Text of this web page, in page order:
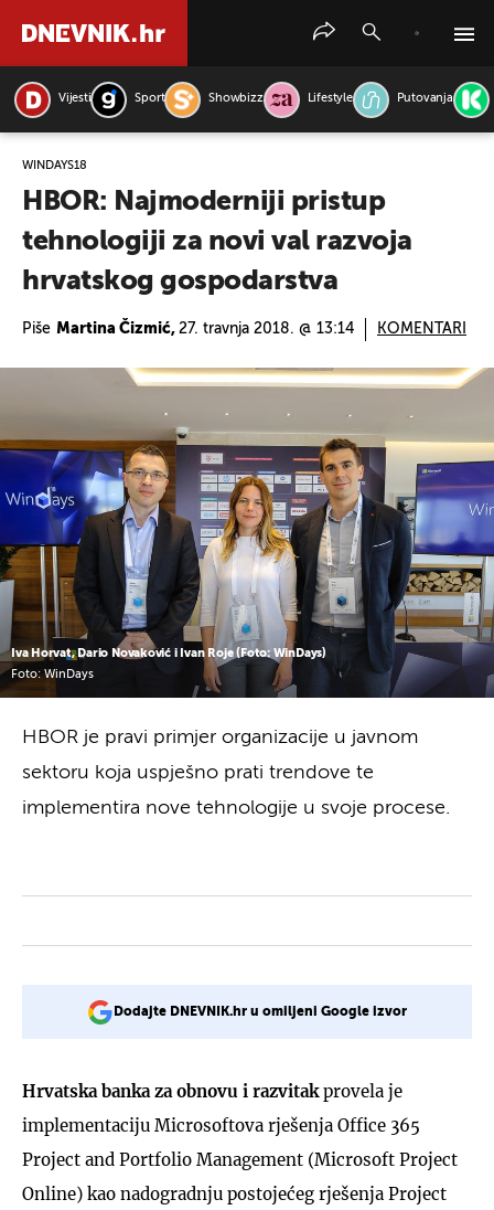
Vijesti Sport Showbizz Lifestyle Putovanja
WINDAYS18
HBOR: Najmoderniji pristup
tehnologiji za novi val razvoja
hrvatskog gospodarstva
Piše Martina Čizmić, 27. travnja 2018. @ 13:14 KOMENTARI
Iva Horvat, Dario Novaković i Ivan Roje (Foto: WinDays)
Foto: WinDays
HBOR je pravi primjer organizacije u javnom
sektoru koja uspješno prati trendove te
implementira nove tehnologije u svoje procese.
Dodajte DNEVNIK.hr u omiljeni Google izvor
Hrvatska banka za obnovu i razvitakprovela je
implementaciju Microsoftova rješenja Office 365
Project and Portfolio Management (Microsoft Project
Online) kao nadogradnju postojećeg rješenja Project
PRETRAŽITE VIJESTI